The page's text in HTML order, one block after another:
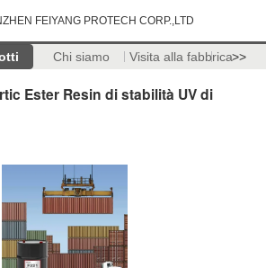
FEIYANG PROTECH CORP.,LTD
Chi siamo Visita alla fabbrica>>
Ester Resin di stabilità UV di